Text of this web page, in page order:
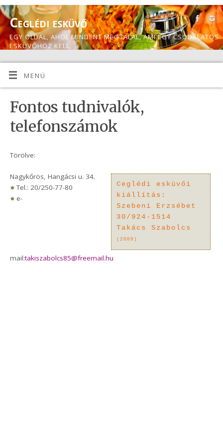
Ceglédi esküvő
EGY OLDAL, AHOL MINDENT MEGTALÁL, AMI EGY CSODÁLATOS
ESKÜVŐHÖZ KELL.
MENÜ
Fontos tudnivalók,
telefonszámok
Törölve:
Ceglédi esküvői
kiállítás:
Szebeni Erzsébet
30/924-1514
Takács Szabolcs
(2009)
Nagykőrös, Hangácsi u. 34.
Tel.: 20/250-77-80
e-
mail:takiszabolcs85@freemail.hu